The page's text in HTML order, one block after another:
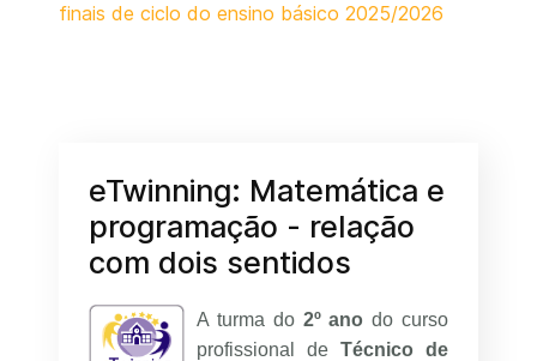
finais de ciclo do ensino básico 2025/2026
eTwinning: Matemática e
programação - relação
com dois sentidos
A turma do2º ano do curso
profissional de Técnico de